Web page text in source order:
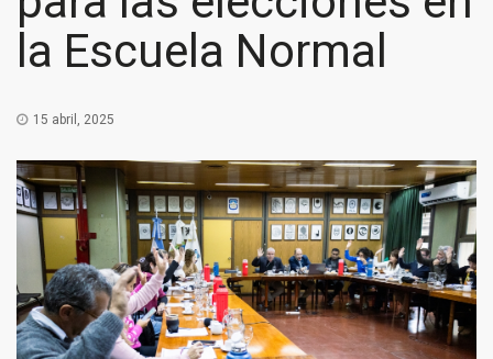
la Escuela Normal
15 abril, 2025